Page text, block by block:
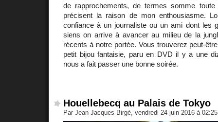
de rapprochements, de termes somme
précisent la raison de mon enthousiasme.
confiance à un journaliste ou un ami dont les
siens on arrive à avancer au milieu de la
récents à notre portée. Vous trouverez peut-
petit bijou fantaisie, paru en DVD il y a une
nous a fait passer une bonne soirée.
Houellebecq au Palais de Tokyo
Par Jean-Jacques Birgé, vendredi 24 juin 2016 à